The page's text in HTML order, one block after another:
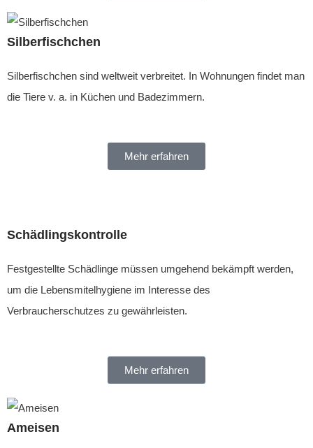
Silberfischchen
Silberfischchen sind weltweit verbreitet. In Wohnungen findet man
die Tiere v. a. in Küchen und Badezimmern.
Mehr erfahren
Schädlingskontrolle
Festgestellte Schädlinge müssen umgehend bekämpft werden,
um die Lebensmitelhygiene im Interesse des
Verbraucherschutzes zu gewährleisten.
Mehr erfahren
Ameisen